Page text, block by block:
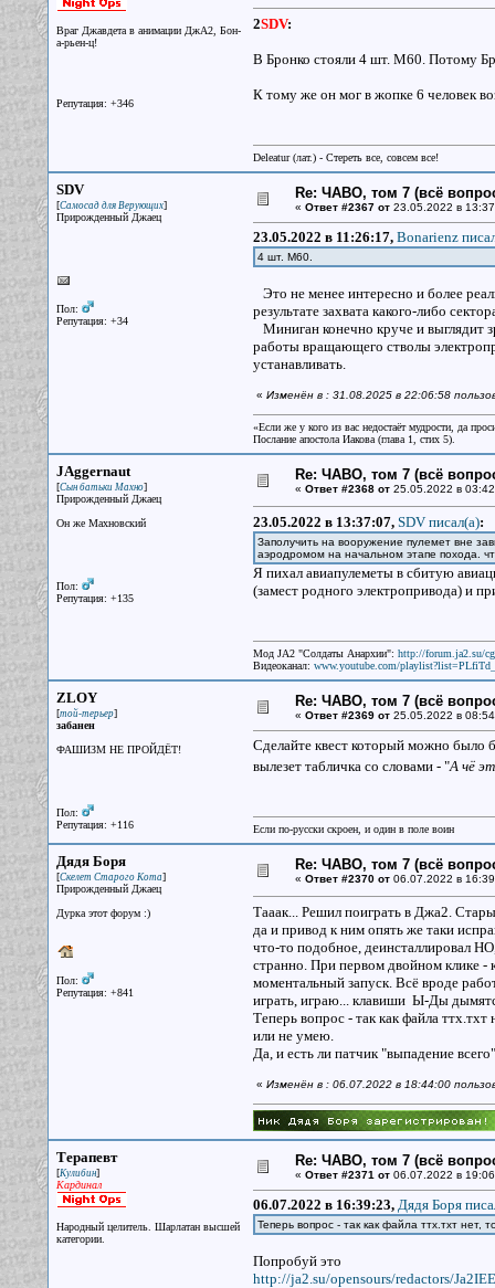
Враг Джавдета в анимации ДжА2, Бон-
а-рьен-ц!
Репутация: +346
2SDV:
В Бронко стояли 4 шт. М60. Потому
К тому же он мог в жопке 6 человек
Deleatur (лат.) - Стереть все, совсем все!
SDV
[Самосад для Верующих]
Прирожденный Джаец
Пол:
Репутация: +34
Re: ЧАВО, том 7 (всё
« Ответ #2367 от23.05.2022 в
23.05.2022 в 11:26:17, Bonarienz
4 шт. М60.
Это не менее интересно и более
результате захвата какого-либо
Миниган конечно круче и выглядит
работы вращающего стволы
устанавливать.
« Изменён в : 31.08.2025 в 22:06:58
«Если же у кого из вас недостаёт мудрости, да
Послание апостола Иакова (глава 1, стих 5).
JAggernaut
[Сын батьки Махно]
Прирожденный Джаец
Он же Махновский
Пол:
Репутация: +135
Re: ЧАВО, том 7 (всё
« Ответ #2368 от25.05.2022 в
23.05.2022 в 13:37:07, SDV писал(a):
Заполучить на вооружение пулемет вне
аэродромом на начальном этапе похода.
Я пихал авиапулеметы в сбитую
(замест родного электропривода) и
Мод JA2 "Солдаты Анархии": http://forum.ja2.su/
Видеоканал: www.youtube.com/
ZLOY
[той-терьер]
забанен
ФАШИЗМ НЕ ПРОЙДЁТ!
Пол:
Репутация: +116
Re: ЧАВО, том 7 (всё
« Ответ #2369 от25.05.2022 в
Сделайте квест который можно было
вылезет табличка со словами - "А чё
Если по-русски скроен, и один в поле воин
Дядя Боря
[Скелет Старого Кота]
Прирожденный Джаец
Дурка этот форум :)
Пол:
Репутация: +841
Re: ЧАВО, том 7 (всё
« Ответ #2370 от06.07.2022 в
Тааак... Решил поиграть в Джа2.
да и привод к ним опять же таки
что-то подобное, деинсталлировал
странно. При первом двойном клике -
моментальный запуск. Всё вроде
играть, играю... клавиши Ы-Ды
Теперь вопрос - так как файла
или не умею.
Да, и есть ли патчик "выпадение
« Изменён в : 06.07.2022 в 18:44:00
Терапевт
[Кулибин]
Кардинал
Народный целитель. Шарлатан высшей
категории.
Re: ЧАВО, том 7 (всё
« Ответ #2371 от06.07.2022 в
06.07.2022 в 16:39:23, Дядя Боря
Теперь вопрос - так как файла ттх.тхт нет,
Попробуй это
http://ja2.su/opensours/redactors/